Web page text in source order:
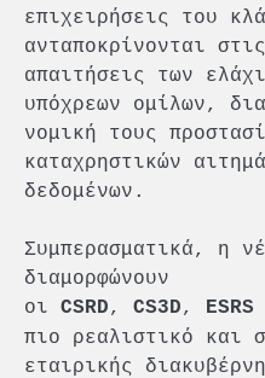
επιχειρήσεις του
ανταποκρίνονται
απαιτήσεις των
υπόχρεων ομίλων,
νομική τους
καταχρηστικών
δεδομένων.
Συμπερασματικά, η
διαμορφώνουν
οι CSRD, CS3D, ESRS
πιο ρεαλιστικό και
εταιρικής